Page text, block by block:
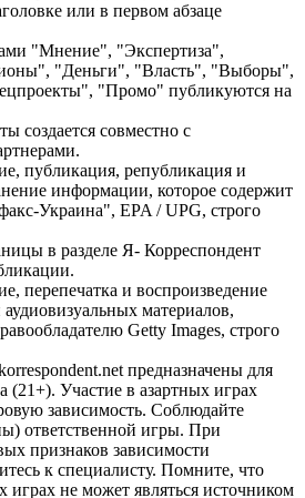
или в первом абзаце
"Мнение", "Экспертиза",
"Деньги", "Власть", "Выборы",
"Промо" публикуются на
создается совместно с
публикация, републикация и
информации, которое содержит
Украина", EPA / UPG, строго
в разделе Я- Корреспондент
перепечатка и воспроизведение
материалов,
Getty Images, строго
предназначены для
(21+). Участие в азартных играх
зависимость. Соблюдайте
ответственной игры. При
признаков зависимости
к специалисту. Помните, что
играх не может являться источником